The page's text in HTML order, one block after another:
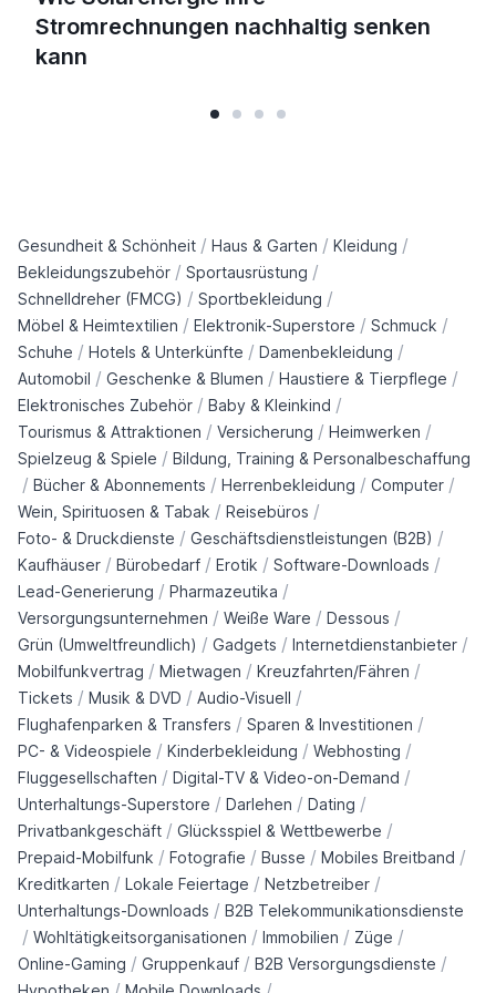
Stromrechnungen nachhaltig senken
kann
Gesundheit & Schönheit / Haus & Garten / Kleidung /
Bekleidungszubehör / Sportausrüstung /
Schnelldreher (FMCG) / Sportbekleidung /
Möbel & Heimtextilien / Elektronik-Superstore / Schmuck /
Schuhe / Hotels & Unterkünfte / Damenbekleidung /
Automobil / Geschenke & Blumen / Haustiere & Tierpflege /
Elektronisches Zubehör / Baby & Kleinkind /
Tourismus & Attraktionen / Versicherung / Heimwerken /
Spielzeug & Spiele / Bildung, Training & Personalbeschaffung
/ Bücher & Abonnements / Herrenbekleidung / Computer /
Wein, Spirituosen & Tabak / Reisebüros /
Foto- & Druckdienste / Geschäftsdienstleistungen (B2B) /
Kaufhäuser / Bürobedarf / Erotik / Software-Downloads /
Lead-Generierung / Pharmazeutika /
Versorgungsunternehmen / Weiße Ware / Dessous /
Grün (Umweltfreundlich) / Gadgets / Internetdienstanbieter /
Mobilfunkvertrag / Mietwagen / Kreuzfahrten/Fähren /
Tickets / Musik & DVD / Audio-Visuell /
Flughafenparken & Transfers / Sparen & Investitionen /
PC- & Videospiele / Kinderbekleidung / Webhosting /
Fluggesellschaften / Digital-TV & Video-on-Demand /
Unterhaltungs-Superstore / Darlehen / Dating /
Privatbankgeschäft / Glücksspiel & Wettbewerbe /
Prepaid-Mobilfunk / Fotografie / Busse / Mobiles Breitband /
Kreditkarten / Lokale Feiertage / Netzbetreiber /
Unterhaltungs-Downloads / B2B Telekommunikationsdienste
/ Wohltätigkeitsorganisationen / Immobilien / Züge /
Online-Gaming / Gruppenkauf / B2B Versorgungsdienste /